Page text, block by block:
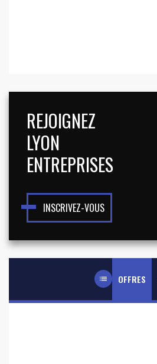
REJOIGNEZ
LYON
ENTREPRISES
INSCRIVEZ-VOUS
list OFFRES